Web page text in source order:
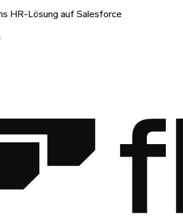
HR-Lösung auf Salesforce